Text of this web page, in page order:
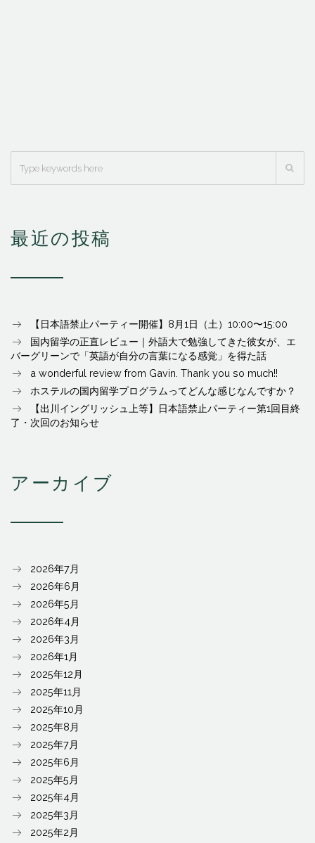
最近の投稿
【日本語禁止パーティー開催】8月1日（土）10:00〜15:00
国内留学の正直レビュー｜外語大で勉強してきた彼女が、エ
バーグリーンで「英語が自分の言葉になる感覚」を得た話
a wonderful review from Gavin. Thank you so much!!
ホステルの国内留学プログラムってどんな感じなんですか？
【出川イングリッシュ上等】日本語禁止パーティー第1回目終
了・次回のお知らせ
アーカイブ
2026年7月
2026年6月
2026年5月
2026年4月
2026年3月
2026年1月
2025年12月
2025年11月
2025年10月
2025年8月
2025年7月
2025年6月
2025年5月
2025年4月
2025年3月
2025年2月